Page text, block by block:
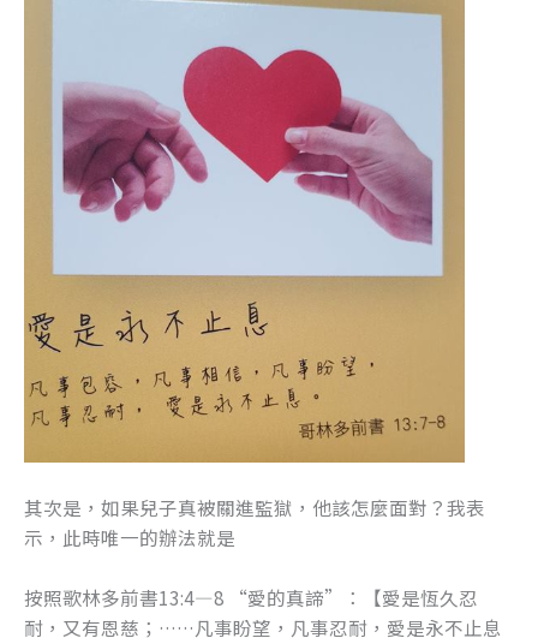
其次是，如果兒子真被關進監獄，他該怎麼面對？我表
示，此時唯一的辦法就是
按照歌林多前書13:4—8 “愛的真諦”：【愛是恆久忍
耐，又有恩慈；……凡事盼望，凡事忍耐，愛是永不止息